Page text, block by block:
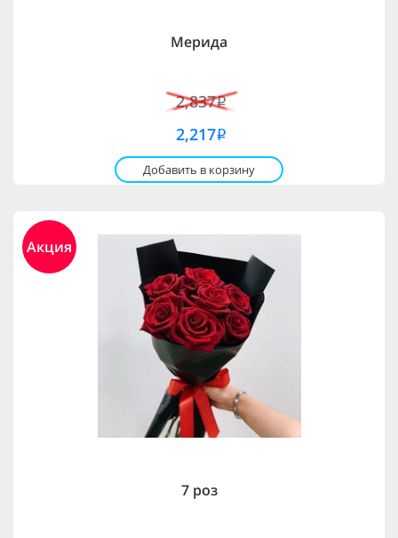
Мерида
2,837i
2,217i
Добавить в корзину
Акция
7 роз